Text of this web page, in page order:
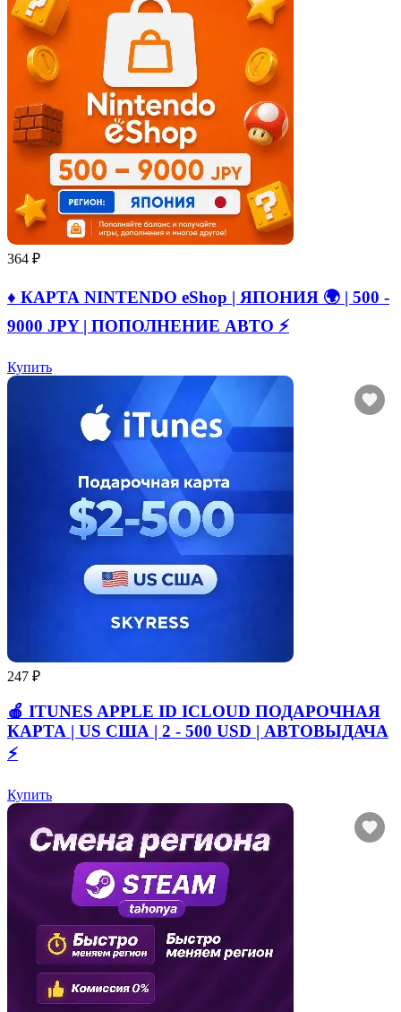
364 ₽
♦️ КАРТА NINTENDO eShop | ЯПОНИЯ 🌍 | 500 -
9000 JPY | ПОПОЛНЕНИЕ АВТО ⚡
Купить
247 ₽
🍎 ITUNES APPLE ID ICLOUD ПОДАРОЧНАЯ
КАРТА | US США | 2 - 500 USD | АВТОВЫДАЧА
⚡️
Купить